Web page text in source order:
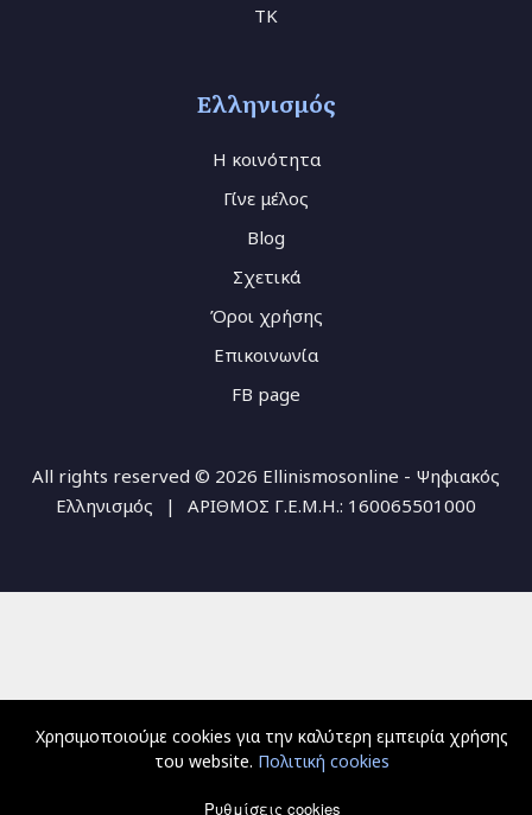
TK
Ελληνισμός
Η κοινότητα
Γίνε μέλος
Blog
Σχετικά
Όροι χρήσης
Επικοινωνία
FB page
All rights reserved © 2026 Ellinismosonline - Ψηφιακός
Ελληνισμός
| ΑΡΙΘΜΟΣ Γ.Ε.Μ.Η.: 160065501000
Χρησιμοποιούμε cookies για την καλύτερη εμπειρία χρήσης
του website. Πολιτική cookies
Ρυθμίσεις cookies